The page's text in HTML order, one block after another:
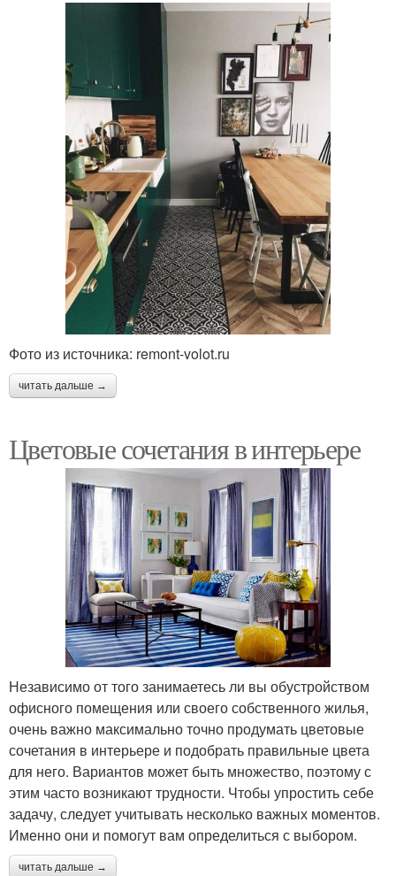
Фото из источника: remont-volot.ru
читать дальше →
Цветовые сочетания в интерьере
Независимо от того занимаетесь ли вы обустройством
офисного помещения или своего собственного жилья,
очень важно максимально точно продумать цветовые
сочетания в интерьере и подобрать правильные цвета
для него. Вариантов может быть множество, поэтому с
этим часто возникают трудности. Чтобы упростить себе
задачу, следует учитывать несколько важных моментов.
Именно они и помогут вам определиться с выбором.
читать дальше →